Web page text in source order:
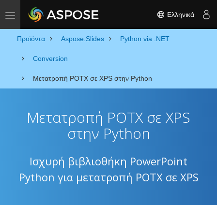
Toggle navigation Ελληνικά
Προϊόντα Aspose.Slides Python via .NET
Conversion
Μετατροπή POTX σε XPS στην Python
Μετατροπή POTX σε XPS
στην Python
Ισχυρή βιβλιοθήκη PowerPoint
Python για μετατροπή POTX σε XPS